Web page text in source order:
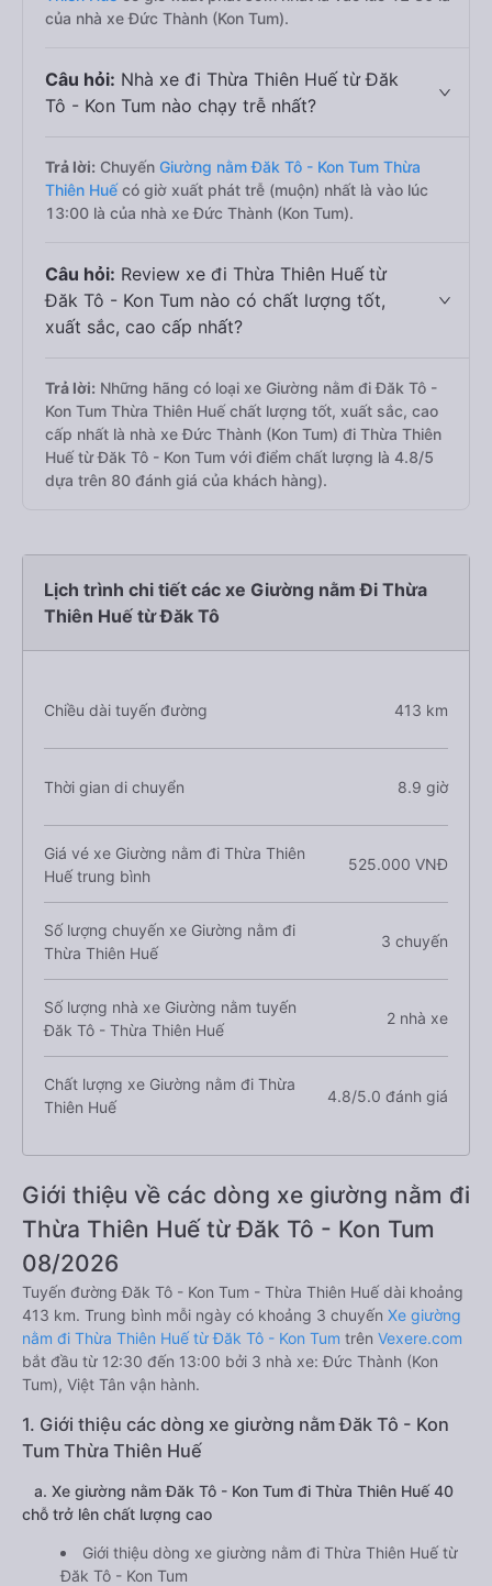
của nhà xe Đức Thành (Kon Tum).
Câu hỏi: Nhà xe đi Thừa Thiên Huế từ Đăk
Tô - Kon Tum nào chạy trễ nhất?
Trả lời: Chuyến Giường nằm Đăk Tô - Kon Tum Thừa
Thiên Huếcó giờ xuất phát trễ (muộn) nhất là vào lúc
13:00 là của nhà xe Đức Thành (Kon Tum).
Câu hỏi: Review xe đi Thừa Thiên Huế từ
Đăk Tô - Kon Tum nào có chất lượng tốt,
xuất sắc, cao cấp nhất?
Trả lời: Những hãng có loại xe Giường nằm đi Đăk Tô -
Kon Tum Thừa Thiên Huế chất lượng tốt, xuất sắc, cao
cấp nhất là nhà xe Đức Thành (Kon Tum) đi Thừa Thiên
Huế từ Đăk Tô - Kon Tum với điểm chất lượng là 4.8/5
dựa trên 80 đánh giá của khách hàng).
Lịch trình chi tiết các xe Giường nằm Đi Thừa
Thiên Huế từ Đăk Tô
Chiều dài tuyến đường 413 km
Thời gian di chuyển 8.9 giờ
Giá vé xe Giường nằm đi Thừa Thiên
Huế trung bình
525.000 VNĐ
Số lượng chuyến xe Giường nằm đi
Thừa Thiên Huế
3 chuyến
Số lượng nhà xe Giường nằm tuyến
Đăk Tô - Thừa Thiên Huế
2 nhà xe
Chất lượng xe Giường nằm đi Thừa
Thiên Huế
4.8/5.0 đánh giá
Giới thiệu về các dòng xe giường nằm đi
Thừa Thiên Huế từ Đăk Tô - Kon Tum
08/2026
Tuyến đường Đăk Tô - Kon Tum - Thừa Thiên Huế dài khoảng
413 km. Trung bình mỗi ngày có khoảng 3 chuyến Xe giường
nằm đi Thừa Thiên Huế từ Đăk Tô - Kon Tum trên Vexere.com
bắt đầu từ 12:30 đến 13:00 bởi 3 nhà xe: Đức Thành (Kon
Tum), Việt Tân vận hành.
1. Giới thiệu các dòng xe giường nằm Đăk Tô - Kon
Tum Thừa Thiên Huế
a. Xe giường nằm Đăk Tô - Kon Tum đi Thừa Thiên Huế 40
chỗ trở lên chất lượng cao
Giới thiệu dòng xe giường nằm đi Thừa Thiên Huế từ
Đăk Tô - Kon Tum